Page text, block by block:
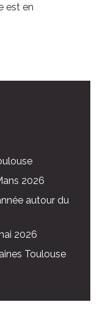
est en
2026
autour du
2026
Toulouse